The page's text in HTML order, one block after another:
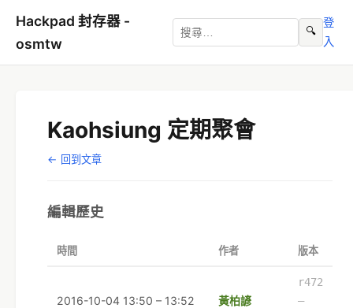
Hackpad 封存器 -
osmtw
🔍
登
入
Kaohsiung 定期聚會
← 回到文章
編輯歷史
時間 作者 版本
2016-10-04 13:50 – 13:52 黃柏諺
r472
–